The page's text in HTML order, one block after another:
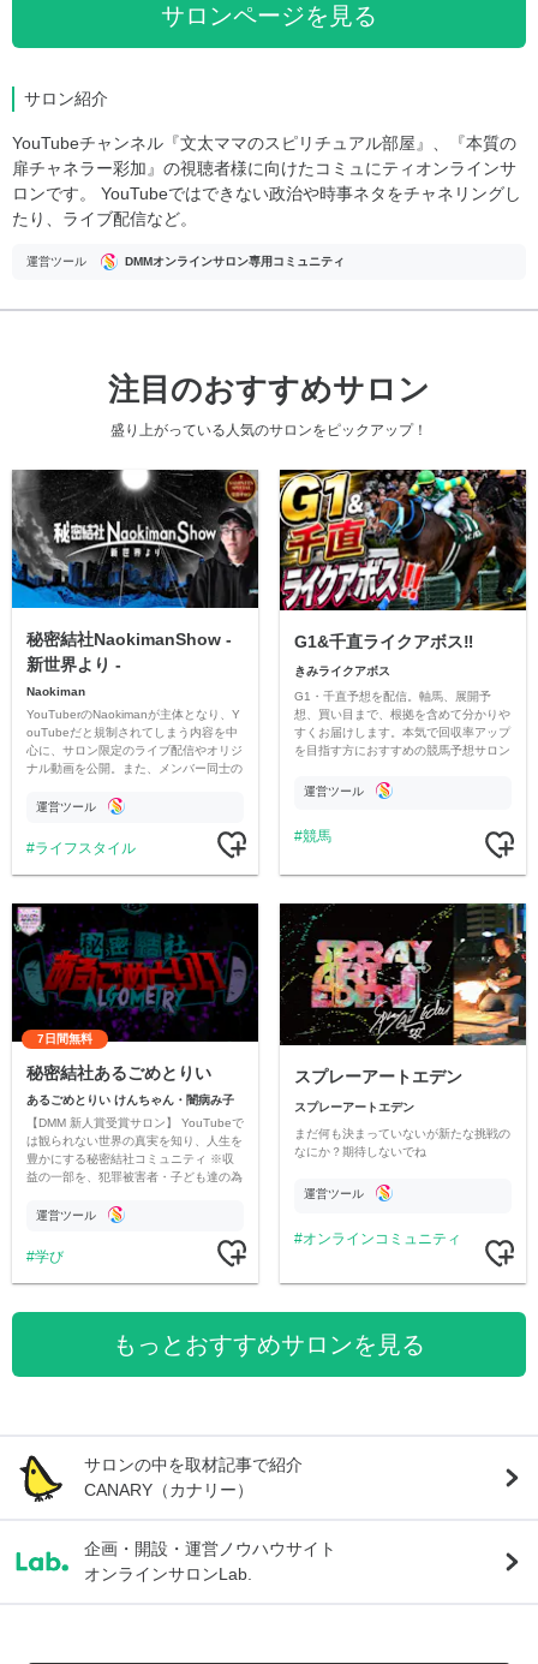
サロンページを見る
サロン紹介
YouTubeチャンネル『文太ママのスピリチュアル部屋』、『本質の
扉チャネラー彩加』の視聴者様に向けたコミュにティオンラインサ
ロンです。 YouTubeではできない政治や時事ネタをチャネリングし
たり、ライブ配信など。
運営ツール DMMオンラインサロン専用コミュニティ
注目のおすすめサロン
盛り上がっている人気のサロンをピックアップ！
秘密結社NaokimanShow -
新世界より -
Naokiman
YouTuberのNaokimanが主体となり、Y
ouTubeだと規制されてしまう内容を中
心に、サロン限定のライブ配信やオリジ
ナル動画を公開。また、メンバー同士の
ただいています。
運営ツール
ライフスタイル
G1&千直ライクアボス‼️
きみライクアボス
G1・千直予想を配信。軸馬、展開予
想、買い目まで、根拠を含めて分かりや
すくお届けします。本気で回収率アップ
を目指す方におすすめの競馬予想サロン
運営ツール
競馬
7日間無料
秘密結社あるごめとりい
あるごめとりい けんちゃん・闇病み子
【DMM 新人賞受賞サロン】 YouTubeで
は観られない世界の真実を知り、人生を
豊かにする秘密結社コミュニティ ※収
益の一部を、犯罪被害者・子ども達の為
す運営ツール
学び
スプレーアートエデン
スプレーアートエデン
まだ何も決まっていないが新たな挑戦の
なにか？期待しないでね
運営ツール
オンラインコミュニティ
もっとおすすめサロンを見る
サロンの中を取材記事で紹介
CANARY（カナリー）
企画・開設・運営ノウハウサイト
オンラインサロンLab.